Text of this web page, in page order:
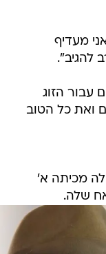
מעדיף
להגיב".
עבור הזוג
ואת כל הטוב
מכיתה א'
שלה.